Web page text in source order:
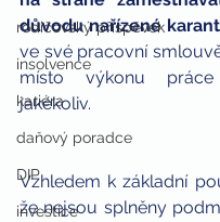
rodičovský příspěvek
insolvence
kariéra
daňový poradce
DIP
investice
důvodu nařízené
ve své pracovní
místo výkonu
jakékoliv.
Vzhledem k základní
že nejsou splněny